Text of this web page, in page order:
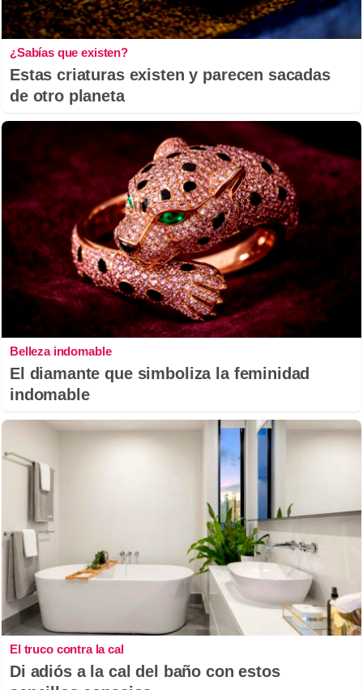
¿Sabías que existen?
Estas criaturas existen y parecen sacadas
de otro planeta
Belleza indomable
El diamante que simboliza la feminidad
indomable
El truco contra la cal
Di adiós a la cal del baño con estos